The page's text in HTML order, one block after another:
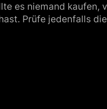
es niemand
Prüfe jedenfalls